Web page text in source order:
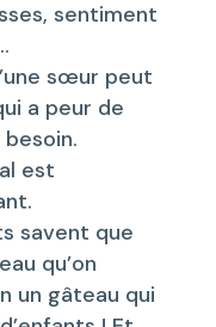
sentiment
sœur peut
a peur de
est
savent que
qu’on
un gâteau qui